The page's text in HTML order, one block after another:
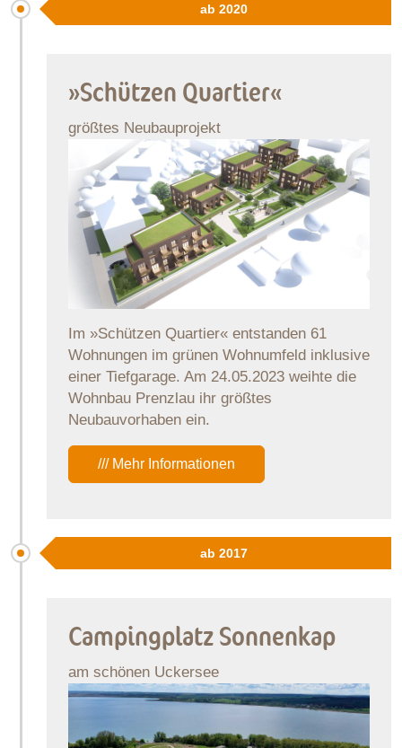
ab 2020
»Schützen Quartier«
größtes Neubauprojekt
Im »Schützen Quartier« entstanden 61
Wohnungen im grünen Wohnumfeld inklusive
einer Tiefgarage. Am 24.05.2023 weihte die
Wohnbau Prenzlau ihr größtes
Neubauvorhaben ein.
/// Mehr Informationen
ab 2017
Campingplatz Sonnenkap
am schönen Uckersee